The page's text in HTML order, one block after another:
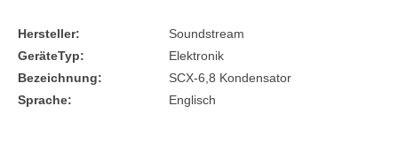
Hersteller:
Soundstream
GeräteTyp:
Elektronik
Bezeichnung:
SCX-6,8 Kondensator
Sprache:
Englisch